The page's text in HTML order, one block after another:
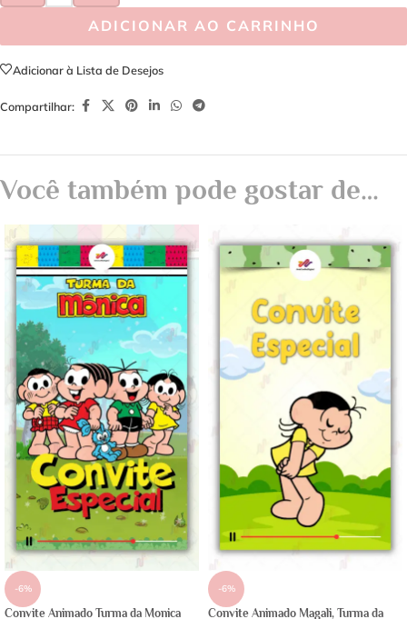
ADICIONAR AO CARRINHO
Adicionar à Lista de Desejos
Compartilhar:
Você também pode gostar de…
-6%
Convite Animado Turma da Monica
-6%
Convite Animado Magali, Turma da